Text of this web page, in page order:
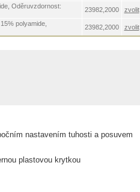
Oděruvzdornost:
23982,2000
zvolit
polyamide,
23982,2000 zvolit
nastavením tuhosti a posuvem
plastovou krytkou